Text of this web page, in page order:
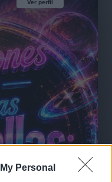
Personal
Ver perfil
Ver perfil